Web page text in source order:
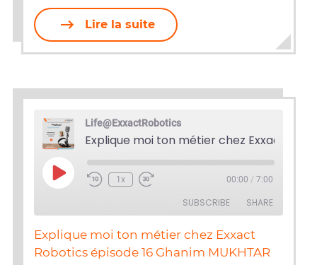
Lire la suite
Life@ExxactRobotics
Play
Episode
1x 00:00 / 7:00
SUBSCRIBE SHARE
RSS FEED
SHARE
Explique moi ton métier chez Exxact
Robotics épisode 16 Ghanim MUKHTAR